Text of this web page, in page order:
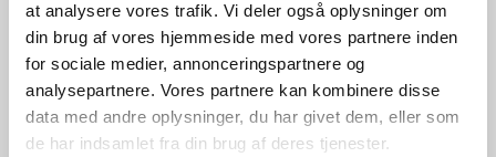
at analysere vores trafik. Vi deler også oplysninger om
din brug af vores hjemmeside med vores partnere inden
for sociale medier, annonceringspartnere og
analysepartnere. Vores partnere kan kombinere disse
data med andre oplysninger, du har givet dem, eller som
de har indsamlet fra din brug af deres tjenester.
Vanding
Hold pottejorden jævnt
fugtig.
Gødning
Ca. hver tredje vanding i
vækstperioden.
Placering
Inde